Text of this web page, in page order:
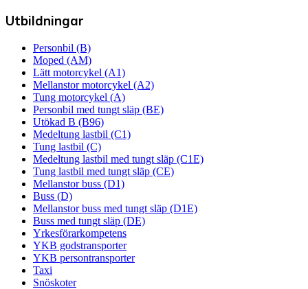
Utbildningar
Personbil (B)
Moped (AM)
Lätt motorcykel (A1)
Mellanstor motorcykel (A2)
Tung motorcykel (A)
Personbil med tungt släp (BE)
Utökad B (B96)
Medeltung lastbil (C1)
Tung lastbil (C)
Medeltung lastbil med tungt släp (C1E)
Tung lastbil med tungt släp (CE)
Mellanstor buss (D1)
Buss (D)
Mellanstor buss med tungt släp (D1E)
Buss med tungt släp (DE)
Yrkesförarkompetens
YKB godstransporter
YKB persontransporter
Taxi
Snöskoter